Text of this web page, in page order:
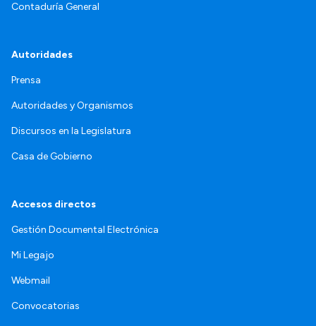
Contaduría General
Autoridades
Prensa
Autoridades y Organismos
Discursos en la Legislatura
Casa de Gobierno
Accesos directos
Gestión Documental Electrónica
Mi Legajo
Webmail
Convocatorias